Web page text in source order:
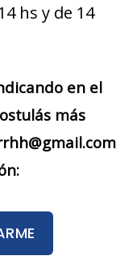
hs y de 14
en el
más